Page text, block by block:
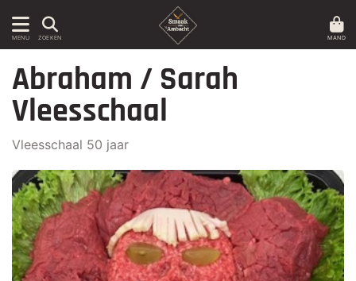
MENU ZOEKEN MAND
Abraham / Sarah
Vleesschaal
Vleesschaal 50 jaar